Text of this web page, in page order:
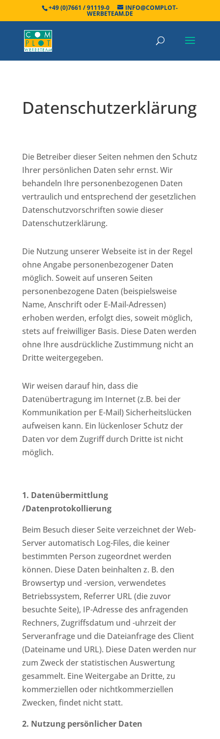
+49 (0)7661 / 91119-0 INFO@COMPLOT-
WERBETEAM.DE
Datenschutzerklärung
Die Betreiber dieser Seiten nehmen den Schutz
Ihrer persönlichen Daten sehr ernst. Wir
behandeln Ihre personenbezogenen Daten
vertraulich und entsprechend der gesetzlichen
Datenschutzvorschriften sowie dieser
Datenschutzerklärung.
Die Nutzung unserer Webseite ist in der Regel
ohne Angabe personenbezogener Daten
möglich. Soweit auf unseren Seiten
personenbezogene Daten (beispielsweise
Name, Anschrift oder E-Mail-Adressen)
erhoben werden, erfolgt dies, soweit möglich,
stets auf freiwilliger Basis. Diese Daten werden
ohne Ihre ausdrückliche Zustimmung nicht an
Dritte weitergegeben.
Wir weisen darauf hin, dass die
Datenübertragung im Internet (z.B. bei der
Kommunikation per E-Mail) Sicherheitslücken
aufweisen kann. Ein lückenloser Schutz der
Daten vor dem Zugriff durch Dritte ist nicht
möglich.
1. Datenübermittlung
/Datenprotokollierung
Beim Besuch dieser Seite verzeichnet der Web-
Server automatisch Log-Files, die keiner
bestimmten Person zugeordnet werden
können. Diese Daten beinhalten z. B. den
Browsertyp und -version, verwendetes
Betriebssystem, Referrer URL (die zuvor
besuchte Seite), IP-Adresse des anfragenden
Rechners, Zugriffsdatum und -uhrzeit der
Serveranfrage und die Dateianfrage des Client
(Dateiname und URL). Diese Daten werden nur
zum Zweck der statistischen Auswertung
gesammelt. Eine Weitergabe an Dritte, zu
kommerziellen oder nichtkommerziellen
Zwecken, findet nicht statt.
2. Nutzung persönlicher Daten